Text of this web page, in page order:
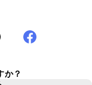
か？